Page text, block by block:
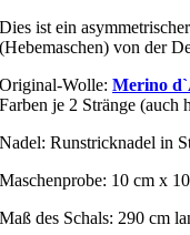
Dies ist ein
(Hebemaschen) von der
Original-Wolle:Merino
Farben je 2 Stränge (auch
Nadel: Runstricknadel in
Maschenprobe: 10 cm x
Maß des Schals: 290 cm